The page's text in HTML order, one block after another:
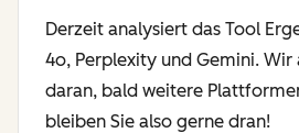
Derzeit analysiert das Tool
4o, Perplexity und Gemini.
daran, bald weitere
bleiben Sie also gerne dran!